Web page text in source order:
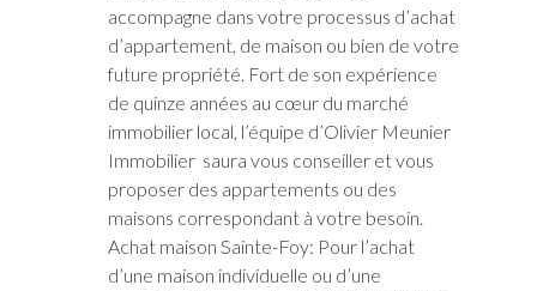
accompagne dans votre processus d’achat
d’appartement, de maison ou bien de votre
future propriété. Fort de son expérience
de quinze années au cœur du marché
immobilier local, l’équipe d’Olivier Meunier
Immobilier saura vous conseiller et vous
proposer des appartements ou des
maisons correspondant à votre besoin.
Achat maison Sainte-Foy: Pour l’achat
d’une maison individuelle ou d’une